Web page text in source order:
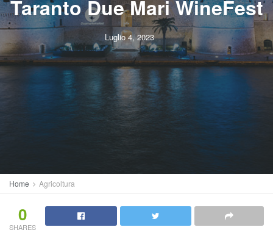
Taranto Due Mari WineFest
Luglio 4, 2023
Home Agricoltura
0
SHARES